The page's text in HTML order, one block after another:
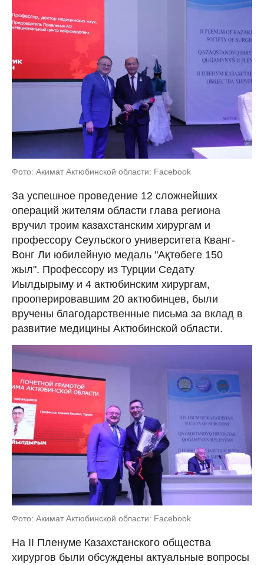
Фото: Aкимат Актюбинской области: Facebook
За успешное проведение 12 сложнейших
операций жителям области глава региона
вручил троим казахстанским хирургам и
профессору Сеульского университета Кванг-
Вонг Ли юбилейную медаль "Ақтөбеге 150
жыл". Профессору из Турции Седату
Иылдырыму и 4 актюбинским хирургам,
прооперировавшим 20 актюбинцев, были
вручены благодарственные письма за вклад в
развитие медицины Актюбинской области.
Фото: Акимат Актюбинской области: Facebook
На II Пленуме Казахстанского общества
хирургов были обсуждены актуальные вопросы